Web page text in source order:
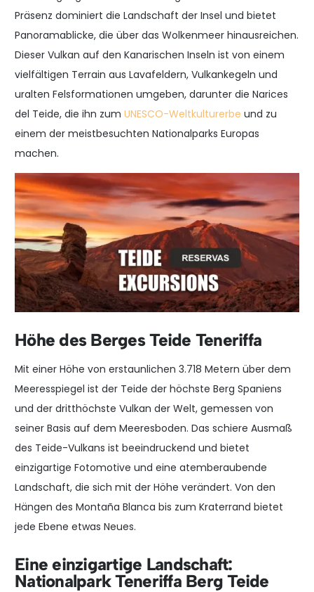
Präsenz dominiert die Landschaft der Insel und bietet
Panoramablicke, die über das Wolkenmeer hinausreichen.
Dieser Vulkan auf den Kanarischen Inseln ist von einem
vielfältigen Terrain aus Lavafeldern, Vulkankegeln und
uralten Felsformationen umgeben, darunter die Narices
del Teide, die ihn zum UNESCO-Weltkulturerbe und zu
einem der meistbesuchten Nationalparks Europas
machen.
Höhe des Berges Teide Teneriffa
Mit einer Höhe von erstaunlichen 3.718 Metern über dem
Meeresspiegel ist der Teide der höchste Berg Spaniens
und der dritthöchste Vulkan der Welt, gemessen von
seiner Basis auf dem Meeresboden. Das schiere Ausmaß
des Teide-Vulkans ist beeindruckend und bietet
einzigartige Fotomotive und eine atemberaubende
Landschaft, die sich mit der Höhe verändert. Von den
Hängen des Montaña Blanca bis zum Kraterrand bietet
jede Ebene etwas Neues.
Eine einzigartige Landschaft:
Nationalpark Teneriffa Berg Teide